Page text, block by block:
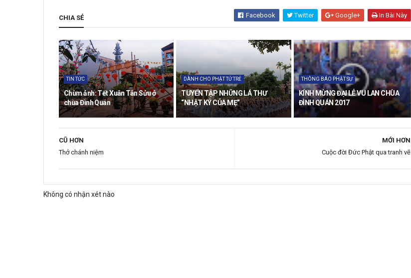
CHIA SẺ Facebook Twitter Google+ In Bài Này
TIN TỨC
Chùm ảnh: Tết Xuân Tân Sửu ở
chùa Đình Quán
DÀNH CHO PHẬT TỬ TRẺ
TUYỂN TẬP NHỮNG LÁ THƯ
“NHẬT KÝ CỦA MẸ”
THÔNG BÁO PHẬT SỰ
KÍNH MỪNG ĐẠI LỄ VU LAN CHÙA
ĐÌNH QUÁN 2017
MỚI HƠN
Cuộc đời Đức Phật qua tranh vẽ
CŨ HƠN
Thở chánh niệm
Không có nhận xét nào